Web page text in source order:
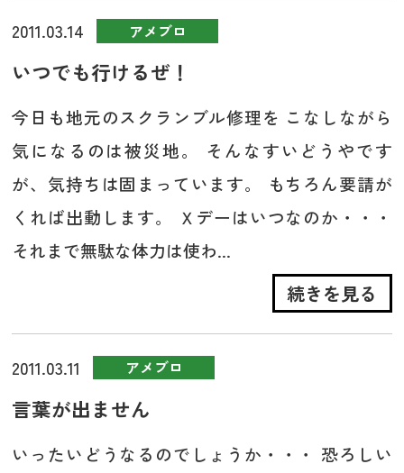
2011.03.14 アメブロ
いつでも行けるぜ！
今日も地元のスクランブル修理を こなしながら
気になるのは被災地。 そんなすいどうやです
が、気持ちは固まっています。 もちろん要請が
くれば出動します。 Ｘデーはいつなのか・・・
それまで無駄な体力は使わ...
続きを見る
2011.03.11 アメブロ
言葉が出ません
いったいどうなるのでしょうか・・・ 恐ろしい